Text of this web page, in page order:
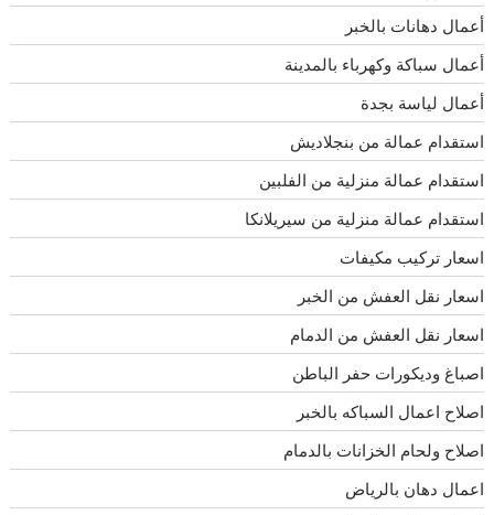
أعمال دهانات بالخبر
أعمال سباكة وكهرباء بالمدينة
أعمال لياسة بجدة
استقدام عمالة من بنجلاديش
استقدام عمالة منزلية من الفلبين
استقدام عمالة منزلية من سيريلانكا
اسعار تركيب مكيفات
اسعار نقل العفش من الخبر
اسعار نقل العفش من الدمام
اصباغ وديكورات حفر الباطن
اصلاح اعمال السباكه بالخبر
اصلاح ولحام الخزانات بالدمام
اعمال دهان بالرياض